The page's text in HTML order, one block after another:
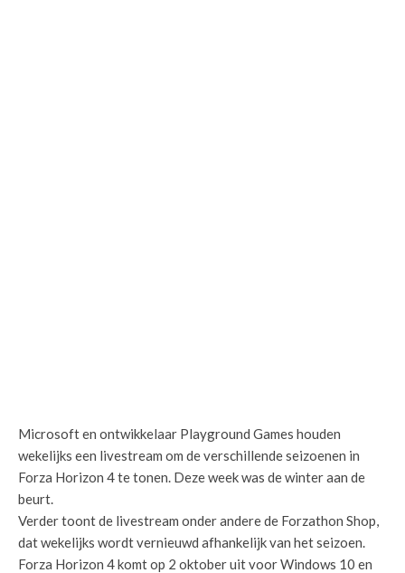
Microsoft en ontwikkelaar Playground Games houden
wekelijks een livestream om de verschillende seizoenen in
Forza Horizon 4 te tonen. Deze week was de winter aan de
beurt.
Verder toont de livestream onder andere de Forzathon Shop,
dat wekelijks wordt vernieuwd afhankelijk van het seizoen.
Forza Horizon 4 komt op 2 oktober uit voor Windows 10 en